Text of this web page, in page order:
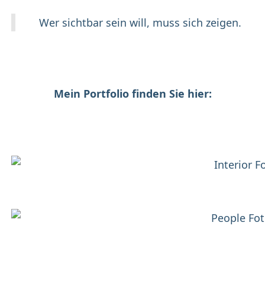
Wer sichtbar sein will, muss sich zeigen.
Mein Portfolio finden Sie hier: